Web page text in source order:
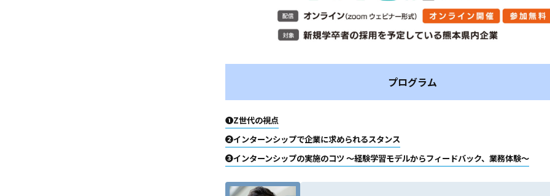
プログラム
❶Z世代の視点
❷インターンシップで企業に求められるスタンス
❸インターンシップの実施のコツ ～経験学習モデルからフィードバック、業務体験～